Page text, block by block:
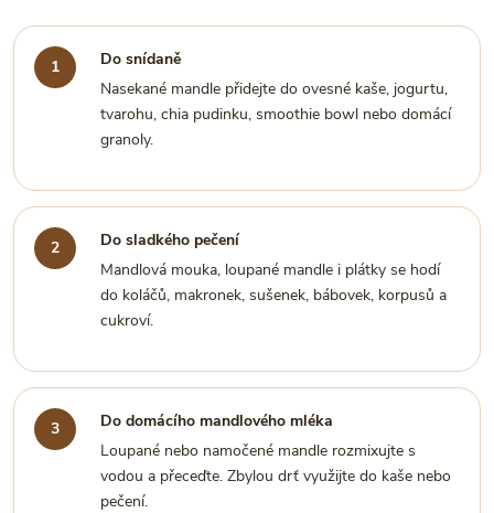
Do snídaně
Nasekané mandle přidejte do ovesné kaše, jogurtu,
tvarohu, chia pudinku, smoothie bowl nebo domácí
granoly.
Do sladkého pečení
Mandlová mouka, loupané mandle i plátky se hodí
do koláčů, makronek, sušenek, bábovek, korpusů a
cukroví.
Do domácího mandlového mléka
Loupané nebo namočené mandle rozmixujte s
vodou a přeceďte. Zbylou drť využijte do kaše nebo
pečení.